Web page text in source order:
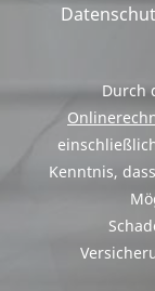
Durch
Kenntnis,